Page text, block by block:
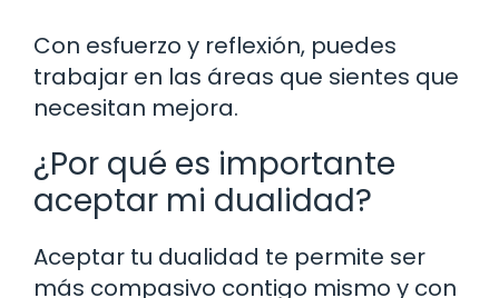
Con esfuerzo y reflexión, puedes
trabajar en las áreas que sientes que
necesitan mejora.
¿Por qué es importante
aceptar mi dualidad?
Aceptar tu dualidad te permite ser
más compasivo contigo mismo y con